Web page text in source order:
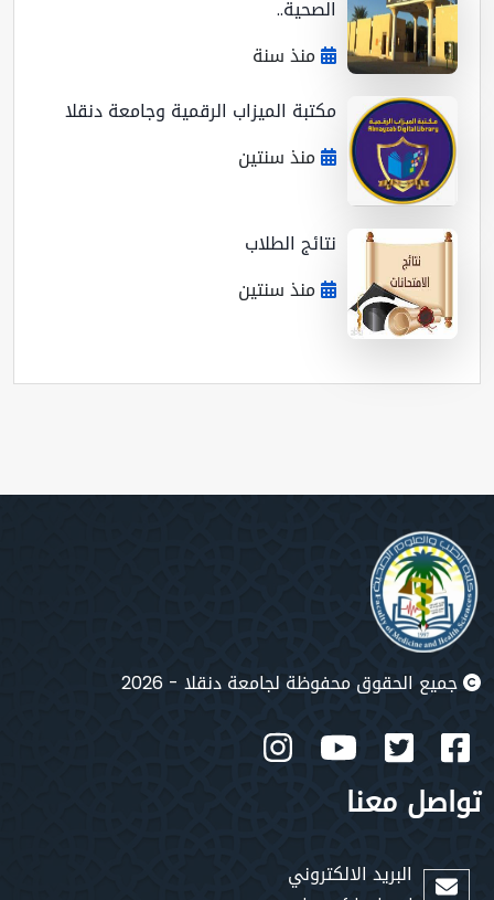
الصحية..
منذ سنة
مكتبة الميزاب الرقمية وجامعة دنقلا
منذ سنتين
نتائج الطلاب
منذ سنتين
جميع الحقوق محفوظة لجامعة دنقلا - 2026
تواصل معنا
البريد الالكتروني